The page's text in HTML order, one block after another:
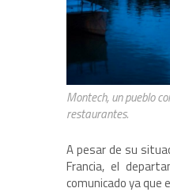
Montech, un pueblo
restaurantes.
A pesar de su
Francia, el
comunicado ya que